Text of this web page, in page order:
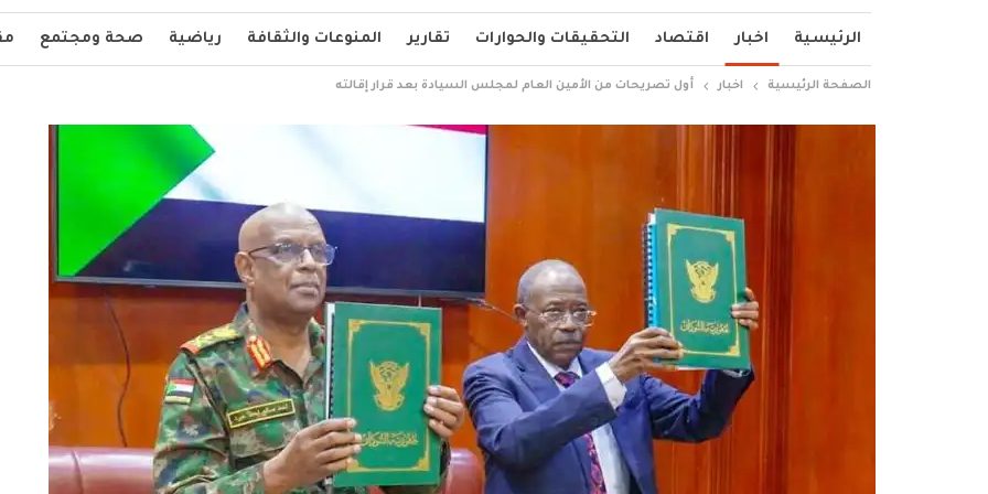
الرئيسية اخبار اقتصاد التحقيقات والحوارات تقارير المنوعات والثقافة رياضية صحة ومجتمع
الصفحة الرئيسية اخبار أول تصريحات من الأمين العام لمجلس السيادة بعد قرار إقالته